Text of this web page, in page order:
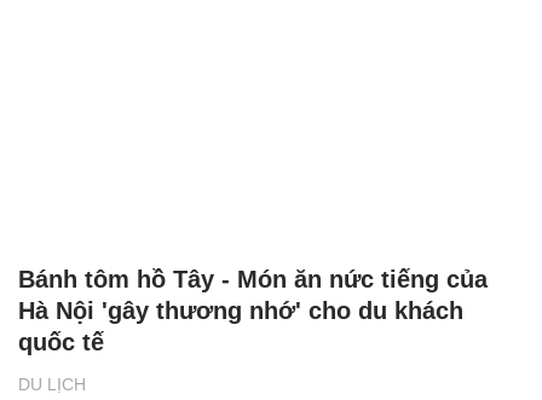
DU LỊCH
Bánh tôm hồ Tây - Món ăn nức tiếng của
Hà Nội 'gây thương nhớ' cho du khách
quốc tế